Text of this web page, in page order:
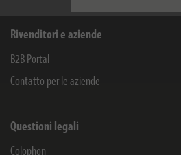
Rivenditori e aziende
B2B Portal
Contatto per le aziende
Questioni legali
Colophon